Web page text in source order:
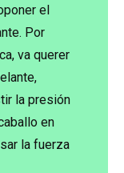
el
Por
va querer
la presión
en
la fuerza